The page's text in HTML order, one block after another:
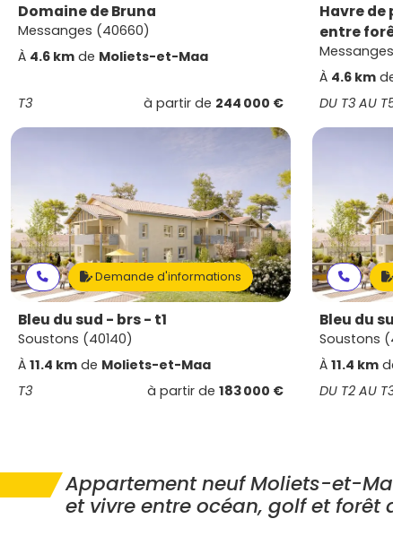
Domaine de Bruna
Messanges (40660)
À 4.6 km de Moliets-et-Maa
T3 à partir de 244 000 €
Havre
entre
À 4.6 km
DU T3 AU
Demande d'informations
Bleu du sud - brs - t1
Soustons (40140)
À 11.4 km de Moliets-et-Maa
T3
à partir de 183 000 €
Bleu du
Soustons
À 11.4 km
DU T2 AU
Appartement neuf Moliets-et-
et vivre entre océan, golf et forêt